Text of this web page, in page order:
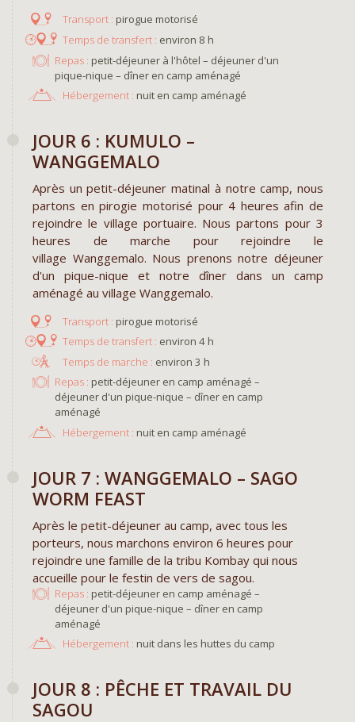
pirogue motorisé
environ 8 h
Repas : petit-déjeuner à l'hôtel – déjeuner d'un
pique-nique – dîner en camp aménagé
Hébergement : nuit en camp aménagé
JOUR 6 : KUMULO –
WANGGEMALO
Après un petit-déjeuner matinal à notre camp, nous
partons en pirogie motorisé pour 4 heures afin de
rejoindre le village portuaire. Nous partons pour 3
heures de marche pour rejoindre le
village Wanggemalo. Nous prenons notre déjeuner
d'un pique-nique et notre dîner dans un camp
aménagé au village Wanggemalo.
pirogue motorisé
environ 4 h
environ 3 h
Repas : petit-déjeuner en camp aménagé –
déjeuner d'un pique-nique – dîner en camp
aménagé
Hébergement : nuit en camp aménagé
JOUR 7 : WANGGEMALO – SAGO
WORM FEAST
Après le petit-déjeuner au camp, avec tous les
porteurs, nous marchons environ 6 heures pour
rejoindre une famille de la tribu Kombay qui nous
accueille pour le festin de vers de sagou.
Repas : petit-déjeuner en camp aménagé –
déjeuner d'un pique-nique – dîner en camp
aménagé
Hébergement : nuit dans les huttes du camp
JOUR 8 : PÊCHE ET TRAVAIL DU
SAGOU